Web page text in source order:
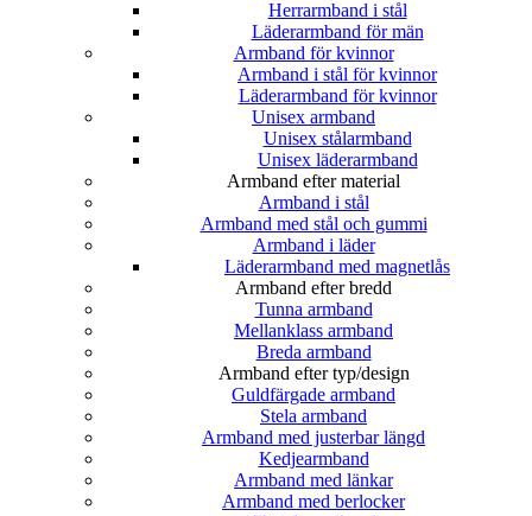
Herrarmband i stål
Läderarmband för män
Armband för kvinnor
Armband i stål för kvinnor
Läderarmband för kvinnor
Unisex armband
Unisex stålarmband
Unisex läderarmband
Armband efter material
Armband i stål
Armband med stål och gummi
Armband i läder
Läderarmband med magnetlås
Armband efter bredd
Tunna armband
Mellanklass armband
Breda armband
Armband efter typ/design
Guldfärgade armband
Stela armband
Armband med justerbar längd
Kedjearmband
Armband med länkar
Armband med berlocker